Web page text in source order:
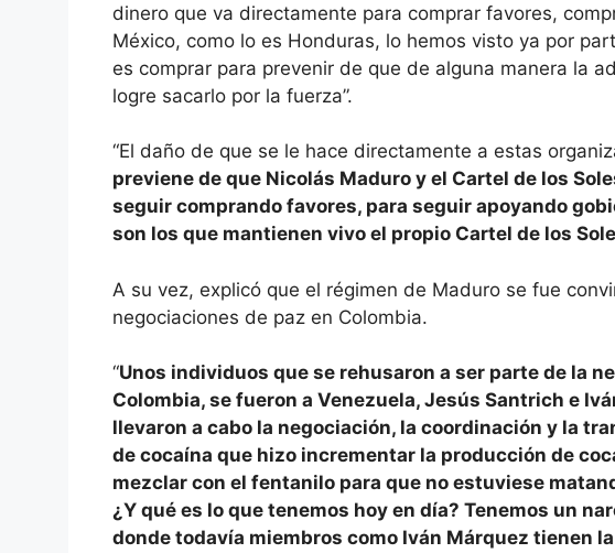
dinero que va directamente para comprar favores,
México, como lo es Honduras, lo hemos visto ya por
es comprar para prevenir de que de alguna manera la
logre sacarlo por la fuerza”.
“El daño de que se le hace directamente a estas
previene de que Nicolás Maduro y el Cartel de los
seguir comprando favores, para seguir apoyando
son los que mantienen vivo el propio Cartel de los
A su vez, explicó que el régimen de Maduro se fue
negociaciones de paz en Colombia.
“Unos individuos que se rehusaron a ser parte de la
Colombia, se fueron a Venezuela, Jesús Santrich e
llevaron a cabo la negociación, la coordinación y la
de cocaína que hizo incrementar la producción de
mezclar con el fentanilo para que no estuviese
¿Y qué es lo que tenemos hoy en día? Tenemos un
donde todavía miembros como Iván Márquez tienen